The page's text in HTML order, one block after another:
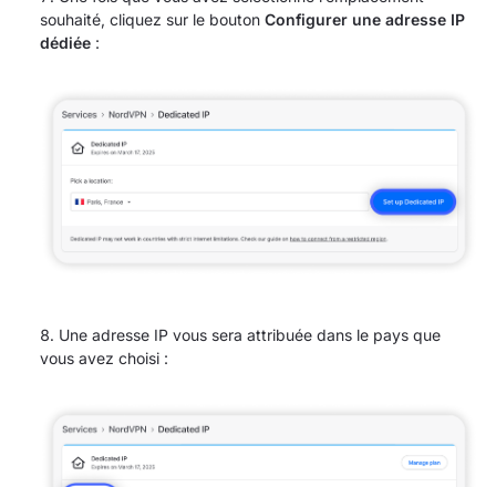
souhaité, cliquez sur le bouton Configurer une adresse IP
dédiée :
Une adresse IP vous sera attribuée dans le pays que
vous avez choisi :